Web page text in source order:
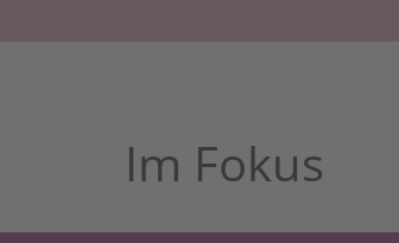
Im Fokus